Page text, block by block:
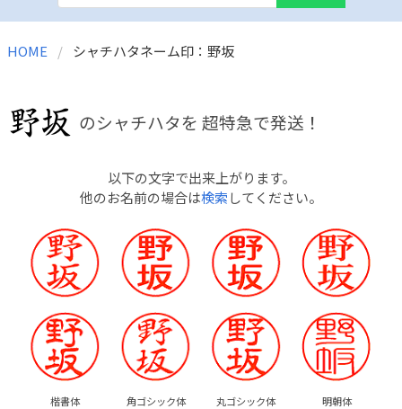
HOME シャチハタネーム印：野坂
のシャチハタを 超特急で発送！
以下の文字で出来上がります。
他のお名前の場合は検索してください。
楷書体 角ゴシック体 丸ゴシック体 明朝体